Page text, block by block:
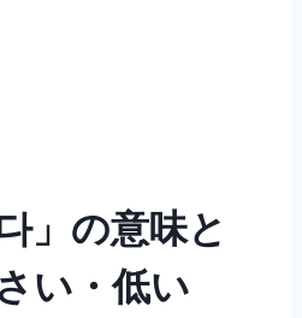
」の意味と
い・低い